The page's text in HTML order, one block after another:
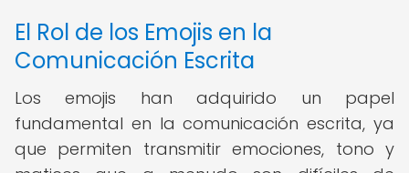
El Rol de los Emojis en la
Comunicación Escrita
Los emojis han adquirido un papel
fundamental en la comunicación escrita, ya
que permiten transmitir emociones, tono y